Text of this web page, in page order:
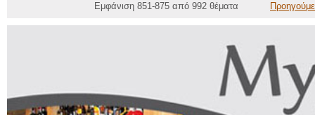
Εμφάνιση 851-875 από 992 θέματα